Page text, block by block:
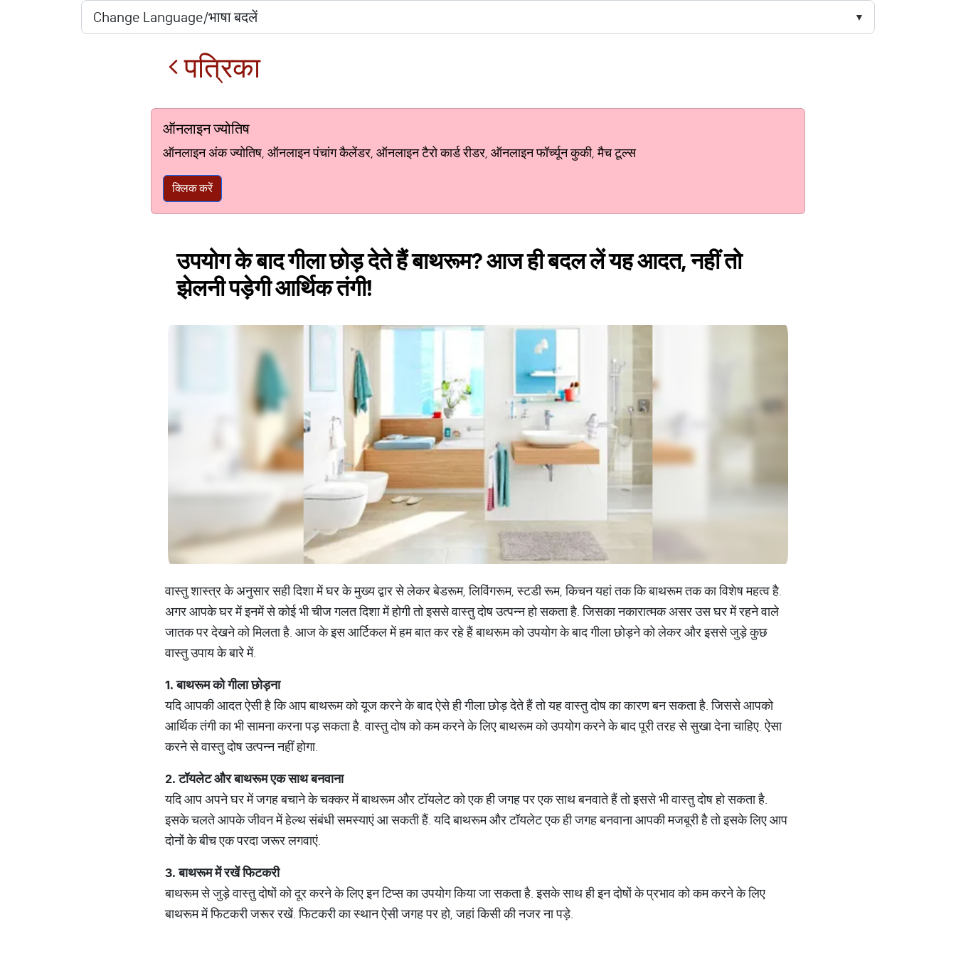
पत्रिका
ऑनलाइन ज्योतिष
ऑनलाइन अंक ज्योतिष, ऑनलाइन पंचांग कैलेंडर, ऑनलाइन टैरो कार्ड रीडर, ऑनलाइन फॉर्च्यून कुकी, मैच टूल्स
क्लिक करें
उपयोग के बाद गीला छोड़ देते हैं बाथरूम? आज ही बदल लें यह आदत, नहीं तो
झेलनी पड़ेगी आर्थिक तंगी!
वास्तु शास्त्र के अनुसार सही दिशा में घर के मुख्य द्वार से लेकर बेडरूम, लिविंगरूम, स्टडी रूम, किचन यहां तक कि बाथरूम तक का विशेष महत्व है.
अगर आपके घर में इनमें से कोई भी चीज गलत दिशा में होगी तो इससे वास्तु दोष उत्पन्न हो सकता है. जिसका नकारात्मक असर उस घर में रहने वाले
जातक पर देखने को मिलता है. आज के इस आर्टिकल में हम बात कर रहे हैं बाथरूम को उपयोग के बाद गीला छोड़ने को लेकर और इससे जुड़े कुछ
वास्तु उपाय के बारे में.
1.बाथरूमकोगीलाछोड़ना
यदि आपकी आदत ऐसी है कि आप बाथरूम को यूज करने के बाद ऐसे ही गीला छोड़ देते हैं तो यह वास्तु दोष का कारण बन सकता है. जिससे आपको
आर्थिक तंगी का भी सामना करना पड़ सकता है. वास्तु दोष को कम करने के लिए बाथरूम को उपयोग करने के बाद पूरी तरह से सुखा देना चाहिए. ऐसा
करने से वास्तु दोष उत्पन्न नहीं होगा.
2.टॉयलेटऔरबाथरूमएकसाथबनवाना
यदि आप अपने घर में जगह बचाने के चक्कर में बाथरूम और टॉयलेट को एक ही जगह पर एक साथ बनवाते हैं तो इससे भी वास्तु दोष हो सकता है.
इसके चलते आपके जीवन में हेल्थ संबंधी समस्याएं आ सकती हैं. यदि बाथरूम और टॉयलेट एक ही जगह बनवाना आपकी मजबूरी है तो इसके लिए आप
दोनों के बीच एक परदा जरूर लगवाएं.
3.बाथरूममेंरखेंफिटकरी
बाथरूम से जुड़े वास्तु दोषों को दूर करने के लिए इन टिप्स का उपयोग किया जा सकता है. इसके साथ ही इन दोषों के प्रभाव को कम करने के लिए
बाथरूम में फिटकरी जरूर रखें. फिटकरी का स्थान ऐसी जगह पर हो, जहां किसी की नजर ना पड़े.